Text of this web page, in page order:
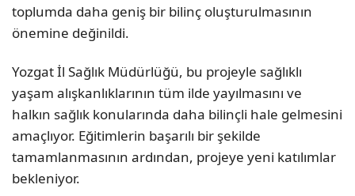
toplumda daha geniş bir bilinç oluşturulmasının
önemine değinildi.
Yozgat İl Sağlık Müdürlüğü, bu projeyle sağlıklı
yaşam alışkanlıklarının tüm ilde yayılmasını ve
halkın sağlık konularında daha bilinçli hale gelmesini
amaçlıyor. Eğitimlerin başarılı bir şekilde
tamamlanmasının ardından, projeye yeni katılımlar
bekleniyor.